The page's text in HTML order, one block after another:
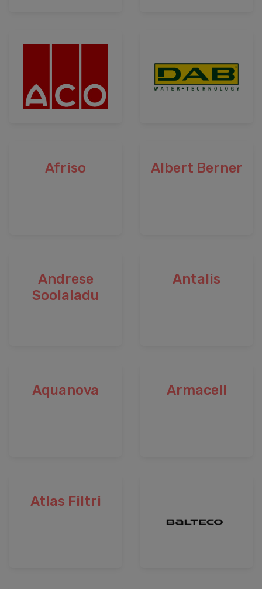
Afriso Albert Berner
Andrese
Soolaladu
Antalis
Aquanova Armacell
Atlas Filtri